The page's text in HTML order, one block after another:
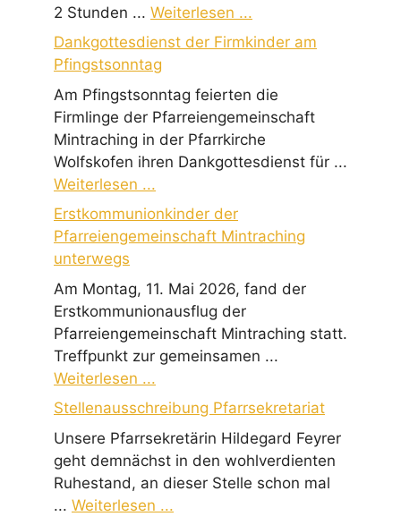
2 Stunden ... Weiterlesen ...
Dankgottesdienst der Firmkinder am
Pfingstsonntag
Am Pfingstsonntag feierten die
Firmlinge der Pfarreiengemeinschaft
Mintraching in der Pfarrkirche
Wolfskofen ihren Dankgottesdienst für ...
Weiterlesen ...
Erstkommunionkinder der
Pfarreiengemeinschaft Mintraching
unterwegs
Am Montag, 11. Mai 2026, fand der
Erstkommunionausflug der
Pfarreiengemeinschaft Mintraching statt.
Treffpunkt zur gemeinsamen ...
Weiterlesen ...
Stellenausschreibung Pfarrsekretariat
Unsere Pfarrsekretärin Hildegard Feyrer
geht demnächst in den wohlverdienten
Ruhestand, an dieser Stelle schon mal
... Weiterlesen ...